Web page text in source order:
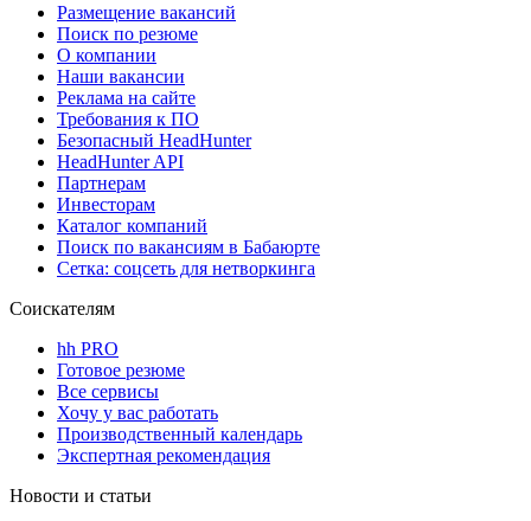
Размещение вакансий
Поиск по резюме
О компании
Наши вакансии
Реклама на сайте
Требования к ПО
Безопасный HeadHunter
HeadHunter API
Партнерам
Инвесторам
Каталог компаний
Поиск по вакансиям в Бабаюрте
Сетка: соцсеть для нетворкинга
Соискателям
hh PRO
Готовое резюме
Все сервисы
Хочу у вас работать
Производственный календарь
Экспертная рекомендация
Новости и статьи